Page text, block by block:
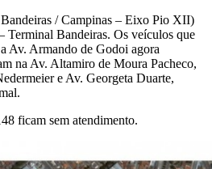
/ Campinas – Eixo Pio XII)
Terminal Bandeiras. Os veículos que
Av. Armando de Godoi agora
na Av. Altamiro de Moura Pacheco,
e Av. Georgeta Duarte,
ficam sem atendimento.